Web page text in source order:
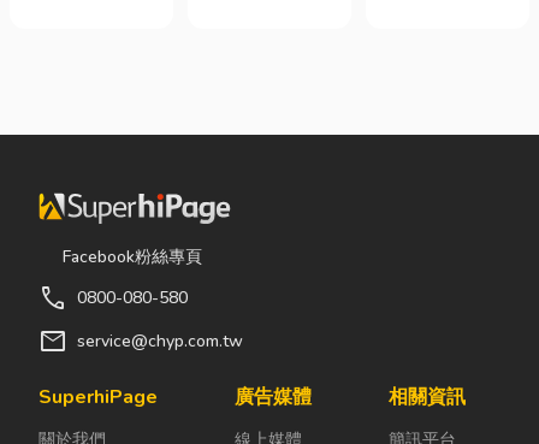
公室時，常覺
缺東西時「壞
什麼補什麼」
就好，但這種
花了大錢，卻
換來員工抱怨
辦公室空間設
同步規劃空氣
不到的地方持
間： 精品包、
藏最怕潮濕，
與各類球類運
抓一雙幾十元
Facebook粉絲專頁
call 0800-080-580
mail service@chyp.com.tw
SuperhiPage
關於我們
廣告媒體
線上媒體
相關資訊
簡訊平台